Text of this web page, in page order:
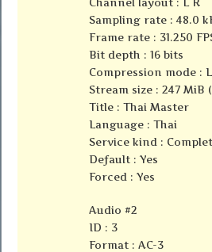
Sampling rate : 48.0
Frame rate : 31.250
Bit depth : 16 bits
Compression mode :
Stream size : 247 MiB
Title : Thai Master
Language : Thai
Service kind :
Default : Yes
Forced : Yes
Audio #2
ID : 3
Format : AC-3